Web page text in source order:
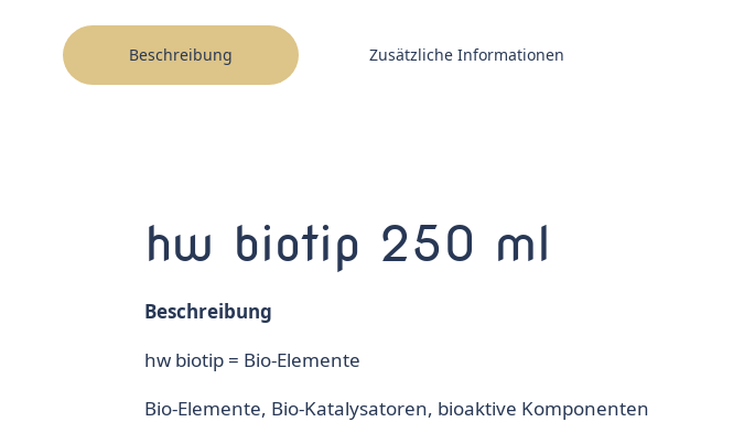
Beschreibung Zusätzliche Informationen
hw biotip 250 ml
Beschreibung
hw biotip = Bio-Elemente
Bio-Elemente, Bio-Katalysatoren, bioaktive Komponenten